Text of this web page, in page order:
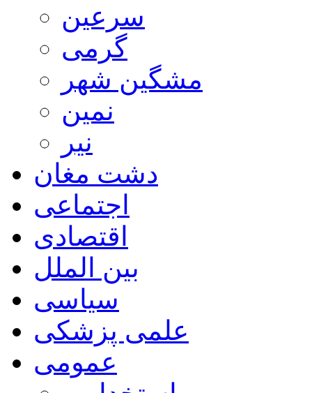
سرعین
گرمی
مشگین شهر
نمین
نیر
دشت مغان
اجتماعی
اقتصادی
بین الملل
سیاسی
علمی پزشکی
عمومی